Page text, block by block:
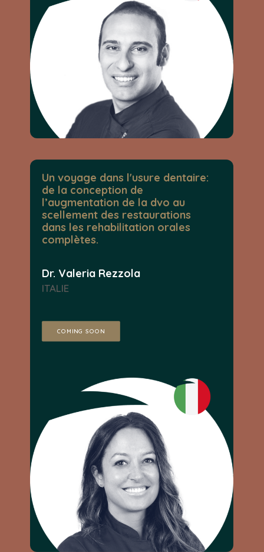
Un voyage dans l'usure dentaire:
de la conception de
l’augmentation de la dvo au
scellement des restaurations
dans les rehabilitation orales
complètes.
Dr. Valeria Rezzola
ITALIE
COMING SOON